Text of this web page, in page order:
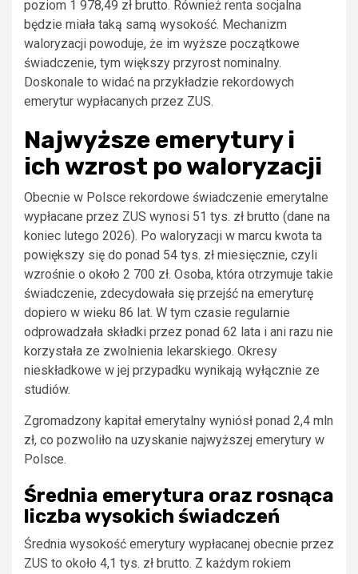
poziom 1 978,49 zł brutto. Również renta socjalna
będzie miała taką samą wysokość. Mechanizm
waloryzacji powoduje, że im wyższe początkowe
świadczenie, tym większy przyrost nominalny.
Doskonale to widać na przykładzie rekordowych
emerytur wypłacanych przez ZUS.
Najwyższe emerytury i
ich wzrost po waloryzacji
Obecnie w Polsce rekordowe świadczenie emerytalne
wypłacane przez ZUS wynosi 51 tys. zł brutto (dane na
koniec lutego 2026). Po waloryzacji w marcu kwota ta
powiększy się do ponad 54 tys. zł miesięcznie, czyli
wzrośnie o około 2 700 zł. Osoba, która otrzymuje takie
świadczenie, zdecydowała się przejść na emeryturę
dopiero w wieku 86 lat. W tym czasie regularnie
odprowadzała składki przez ponad 62 lata i ani razu nie
korzystała ze zwolnienia lekarskiego. Okresy
nieskładkowe w jej przypadku wynikają wyłącznie ze
studiów.
Zgromadzony kapitał emerytalny wyniósł ponad 2,4 mln
zł, co pozwoliło na uzyskanie najwyższej emerytury w
Polsce.
Średnia emerytura oraz rosnąca
liczba wysokich świadczeń
Średnia wysokość emerytury wypłacanej obecnie przez
ZUS to około 4,1 tys. zł brutto. Z każdym rokiem